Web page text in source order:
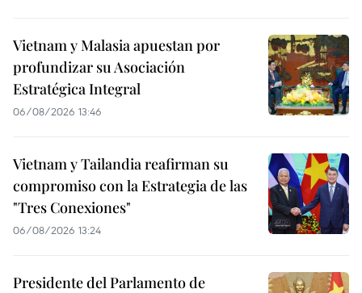
Vietnam y Malasia apuestan por
profundizar su Asociación
Estratégica Integral
06/08/2026 13:46
Vietnam y Tailandia reafirman su
compromiso con la Estrategia de las
"Tres Conexiones"
06/08/2026 13:24
Presidente del Parlamento de